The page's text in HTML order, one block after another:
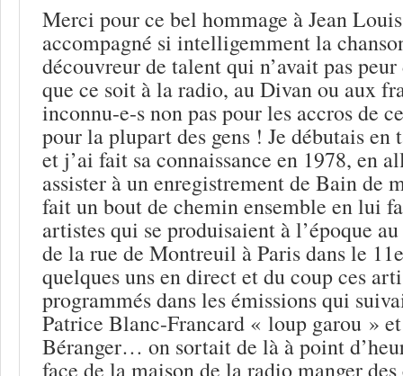
Merci pour ce bel hommage à Jean
accompagné si intelligemment la
découvreur de talent qui n’avait pas
que ce soit à la radio, au Divan ou aux
inconnu-e-s non pas pour les accros de
pour la plupart des gens ! Je débutais
et j’ai fait sa connaissance en 1978, en
assister à un enregistrement de Bain de
fait un bout de chemin ensemble en lui
artistes qui se produisaient à l’époque
de la rue de Montreuil à Paris dans le
quelques uns en direct et du coup ces
programmés dans les émissions qui
Patrice Blanc-Francard « loup garou »
Béranger… on sortait de là à point
face de la maison de la radio manger des